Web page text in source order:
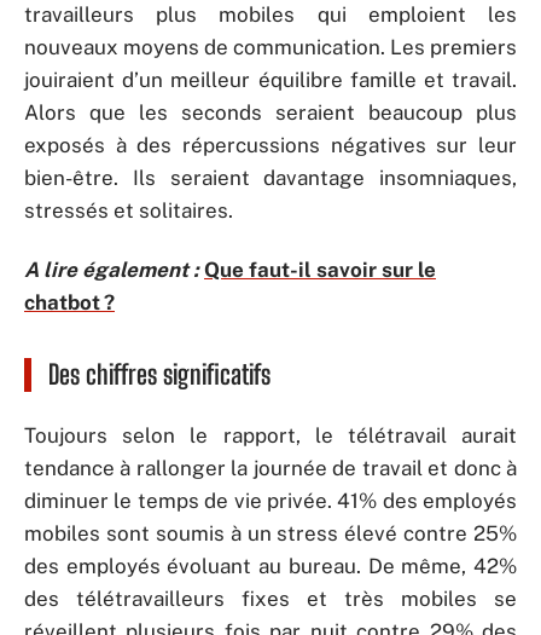
travailleurs plus mobiles qui emploient les
nouveaux moyens de communication. Les premiers
jouiraient d’un meilleur équilibre famille et travail.
Alors que les seconds seraient beaucoup plus
exposés à des répercussions négatives sur leur
bien-être. Ils seraient davantage insomniaques,
stressés et solitaires.
A lire également : Que faut-il savoir sur le
chatbot ?
Des chiffres significatifs
Toujours selon le rapport, le télétravail aurait
tendance à rallonger la journée de travail et donc à
diminuer le temps de vie privée. 41% des employés
mobiles sont soumis à un stress élevé contre 25%
des employés évoluant au bureau. De même, 42%
des télétravailleurs fixes et très mobiles se